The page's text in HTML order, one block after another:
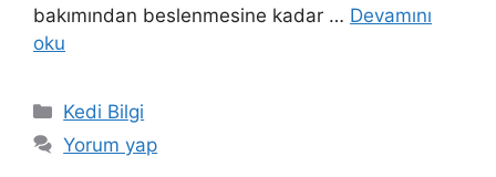
bakımından beslenmesine kadar … Devamını
oku
Kategoriler
Kedi Bilgi
Yorum yap